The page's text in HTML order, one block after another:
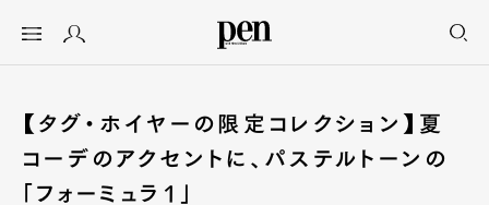
【タグ・ホイヤーの限定コレクション】夏
コーデのアクセントに、パステルトーンの
「フォーミュラ1」